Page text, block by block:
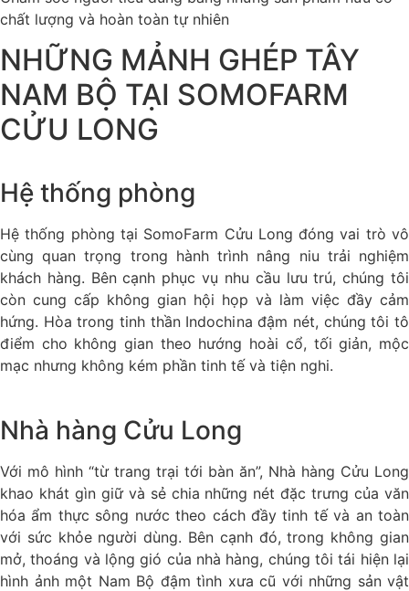
chất lượng và hoàn toàn tự nhiên
NHỮNG MẢNH GHÉP TÂY
NAM BỘ TẠI SOMOFARM
CỬU LONG
Hệ thống phòng
Hệ thống phòng tại SomoFarm Cửu Long đóng vai trò vô
cùng quan trọng trong hành trình nâng niu trải nghiệm
khách hàng. Bên cạnh phục vụ nhu cầu lưu trú, chúng tôi
còn cung cấp không gian hội họp và làm việc đầy cảm
hứng. Hòa trong tinh thần Indochina đậm nét, chúng tôi tô
điểm cho không gian theo hướng hoài cổ, tối giản, mộc
mạc nhưng không kém phần tinh tế và tiện nghi.
Nhà hàng Cửu Long
Với mô hình “từ trang trại tới bàn ăn”, Nhà hàng Cửu Long
khao khát gìn giữ và sẻ chia những nét đặc trưng của văn
hóa ẩm thực sông nước theo cách đầy tinh tế và an toàn
với sức khỏe người dùng. Bên cạnh đó, trong không gian
mở, thoáng và lộng gió của nhà hàng, chúng tôi tái hiện lại
hình ảnh một Nam Bộ đậm tình xưa cũ với những sản vật